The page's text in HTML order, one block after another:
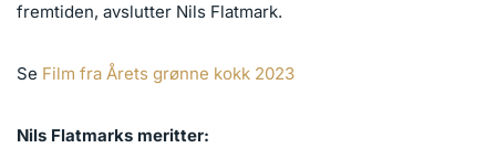
fremtiden, avslutter Nils Flatmark.
Se Film fra Årets grønne kokk 2023
Nils Flatmarks meritter: